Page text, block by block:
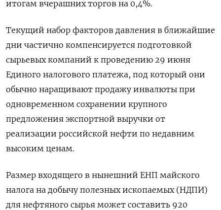
итогам вчерашних торгов на 0,4%.
Текущий набор факторов давления в ближайшие
дни частично компенсируется подготовкой
сырьевых компаний к проведению ‌29 июня
Единого налогового платежа, под который они
обычно наращивают продажу инвалюты при
одновременном сохранении крупного
предложения экспортной выручки от
реализации российской нефти по недавним ​
высоким ценам.
Размер входящего в нынешний ЕНП майского
налога на добычу полезных ископаемых (НДПИ)
для нефтяного сырья может ‌составить 920